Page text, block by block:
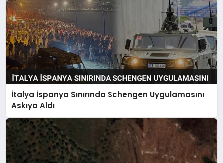
İtalya İspanya Sınırında Schengen Uygulamasını
Askıya Aldı